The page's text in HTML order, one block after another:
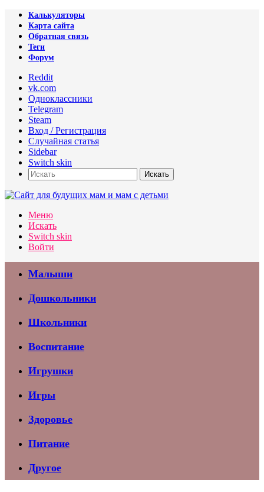
Калькуляторы
Карта сайта
Обратная связь
Теги
Форум
Reddit
vk.com
Одноклассники
Telegram
Steam
Вход / Регистрация
Случайная статья
Sidebar
Switch skin
Искать
Меню
Искать
Switch skin
Войти
Малыши
Дошкольники
Школьники
Воспитание
Игрушки
Игры
Здоровье
Питание
Другое